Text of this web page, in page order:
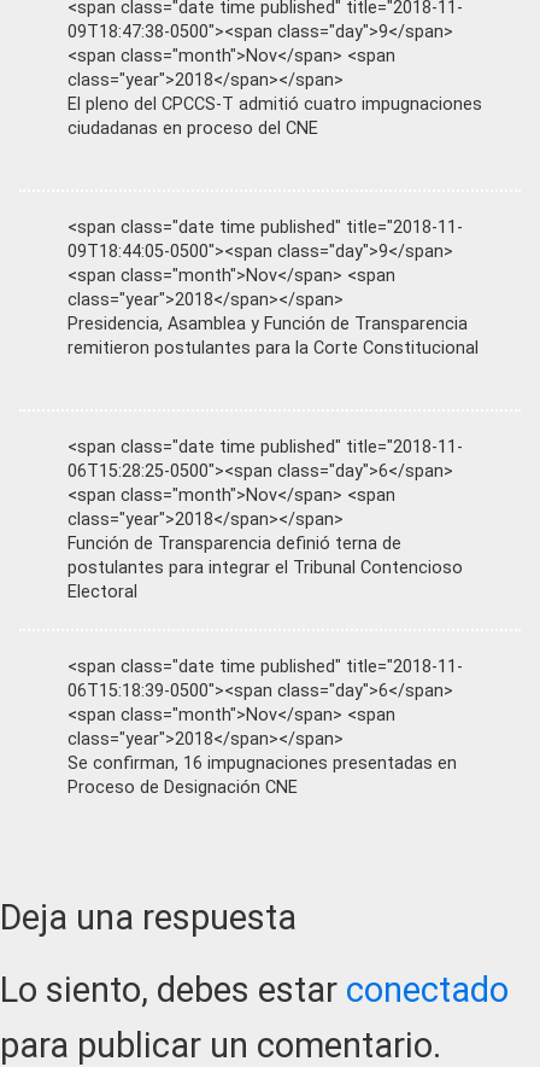
<span class="date time published" title="2018-11-
09T18:47:38-0500"><span class="day">9</span>
<span class="month">Nov</span> <span
class="year">2018</span></span>
El pleno del CPCCS-T admitió cuatro impugnaciones
ciudadanas en proceso del CNE
<span class="date time published" title="2018-11-
09T18:44:05-0500"><span class="day">9</span>
<span class="month">Nov</span> <span
class="year">2018</span></span>
Presidencia, Asamblea y Función de Transparencia
remitieron postulantes para la Corte Constitucional
<span class="date time published" title="2018-11-
06T15:28:25-0500"><span class="day">6</span>
<span class="month">Nov</span> <span
class="year">2018</span></span>
Función de Transparencia definió terna de
postulantes para integrar el Tribunal Contencioso
Electoral
<span class="date time published" title="2018-11-
06T15:18:39-0500"><span class="day">6</span>
<span class="month">Nov</span> <span
class="year">2018</span></span>
Se confirman, 16 impugnaciones presentadas en
Proceso de Designación CNE
Reader
Interactions
Deja una respuesta
Lo siento, debes estar conectado
para publicar un comentario.